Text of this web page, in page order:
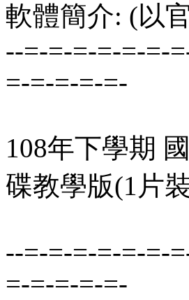
軟體簡介: (以
--=-=-=-=-=-=-
=-=-=-=-=-
108年下學期
碟教學版(1片
--=-=-=-=-=-=-
=-=-=-=-=-